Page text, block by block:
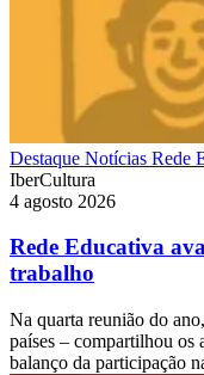
Destaque Notícias Rede
IberCultura
4 agosto 2026
Rede Educativa
trabalho
Na quarta reunião do
países – compartilhou os
balanço da participação